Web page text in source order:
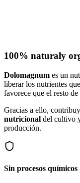
100% naturaly
Dolomagnum es un
liberar los nutrientes
favorece que el resto
Gracias a ello,
nutricional del cultivo
producción.
Sin procesos químicos